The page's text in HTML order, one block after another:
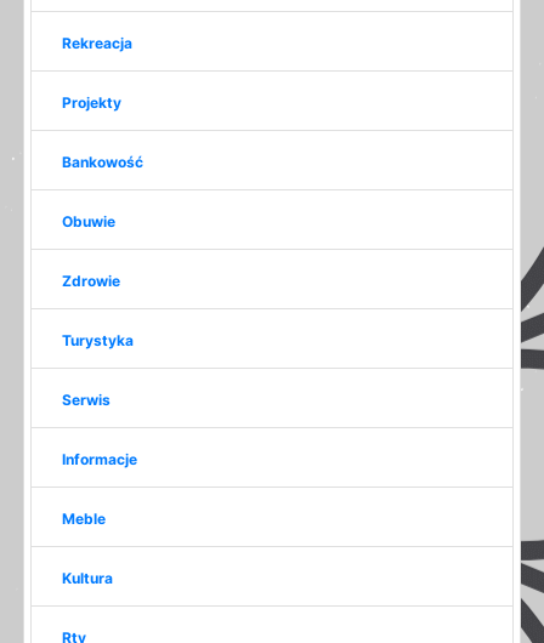
Rekreacja
Projekty
Bankowość
Obuwie
Zdrowie
Turystyka
Serwis
Informacje
Meble
Kultura
Rtv